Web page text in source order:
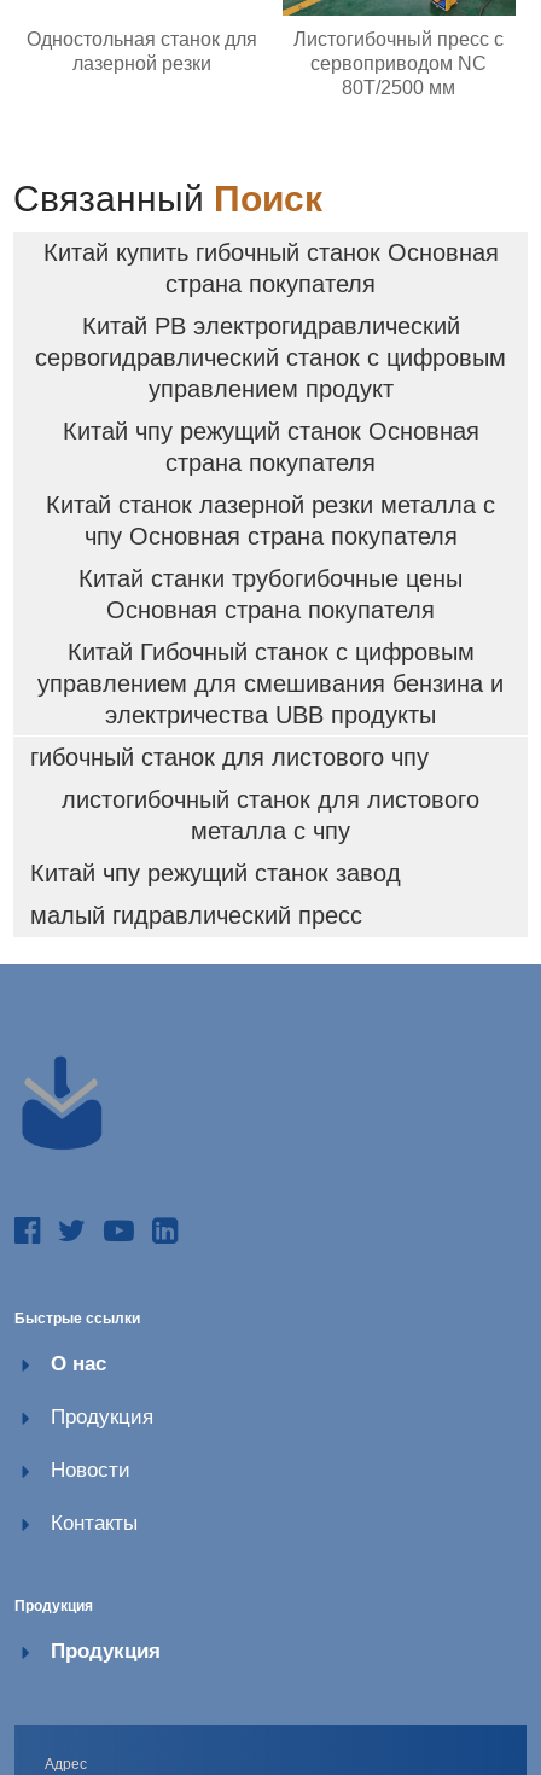
Одностольная станок для
лазерной резки
Листогибочный пресс с
сервоприводом NC
80T/2500 мм
Связанный Поиск
Китай купить гибочный станок Основная
страна покупателя
Китай PB электрогидравлический
сервогидравлический станок с цифровым
управлением продукт
Китай чпу режущий станок Основная
страна покупателя
Китай станок лазерной резки металла с
чпу Основная страна покупателя
Китай станки трубогибочные цены
Основная страна покупателя
Китай Гибочный станок с цифровым
управлением для смешивания бензина и
электричества UBB продукты
гибочный станок для листового чпу
листогибочный станок для листового
металла с чпу
Китай чпу режущий станок завод
малый гидравлический пресс
Быстрые ссылки
О нас
Продукция
Новости
Контакты
Продукция
Продукция
Адрес